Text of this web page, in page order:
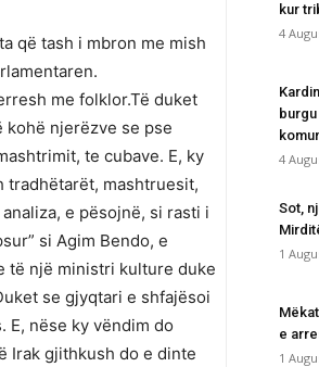
që tash i mbron me mish
me folklor.Të duket
kohë njerëzve se pse
te cubave. E, ky
tradhëtarët, mashtruesit,
e pësojnë, si rasti i
si Agim Bendo, e
të një ministri kulture duke
se gjyqtari e shfajësoi
E, nëse ky vëndim do
Irak gjithkush do e dinte
kur
4
4
Sot,
1
e
1